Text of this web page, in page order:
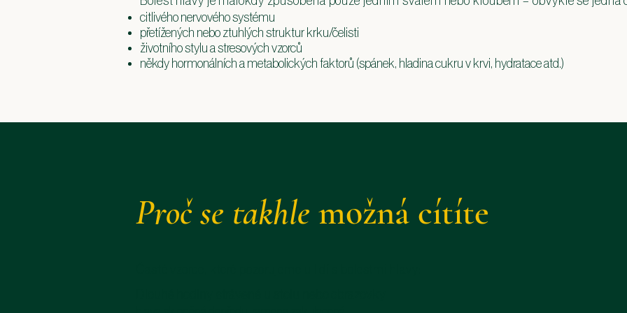
citlivého nervového systému
přetížených nebo ztuhlých struktur krku/čelisti
životního stylu a stresových vzorců
někdy hormonálních a metabolických faktorů (spánek, hladina cukru v krvi, hydratace atd.)
Proč se takhle možná cítíte